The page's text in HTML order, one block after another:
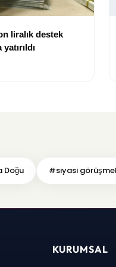
liralık destek
Doğu #siyasi
KURUMSAL